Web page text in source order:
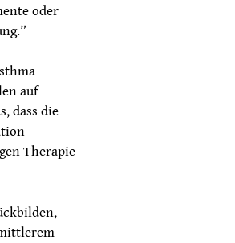
oder
auf
dass die
Therapie